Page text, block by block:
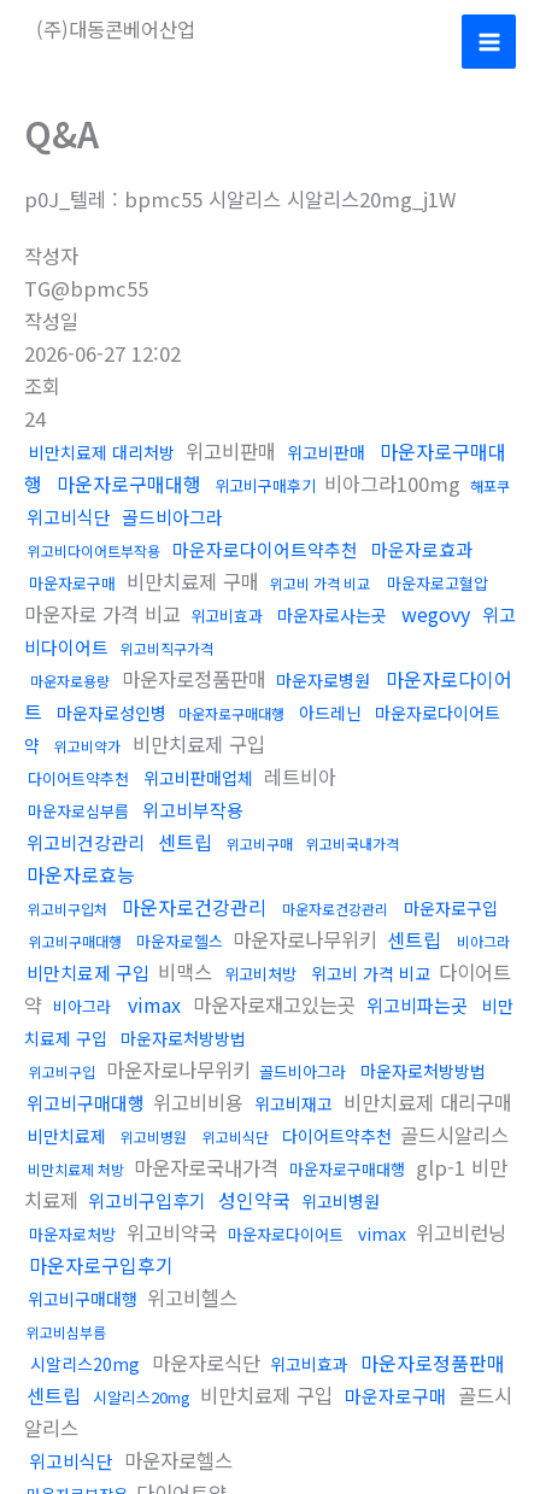
(주)대동콘베어산업
Main
Q&A
p0J_텔레 : bpmc55 시알리스 시알리스20mg_j1W
작성자
TG@bpmc55
작성일
2026-06-27 12:02
조회
24
비만치료제 대리처방 위고비판매 위고비판매
마운자로구매대
행
마운자로구매대행 위고비구매후기 비아그라100mg 해포쿠
위고비식단 골드비아그라
위고비다이어트부작용 마운자로다이어트약추천 마운자로효과
마운자로구매 비만치료제 구매 위고비 가격 비교 마운자로고혈압
마운자로 가격 비교 위고비효과 마운자로사는곳 wegovy 위고
비다이어트
위고비직구가격
마운자로용량
마운자로정품판매 마운자로병원
마운자로다이어
트
마운자로성인병 마운자로구매대행 아드레닌
마운자로다이어트
약
위고비약가 비만치료제 구입
다이어트약추천 위고비판매업체 레트비아
마운자로심부름
위고비부작용
위고비건강관리
센트립 위고비구매 위고비국내가격
마운자로효능
위고비구입처 마운자로건강관리 마운자로건강관리 마운자로구입
위고비구매대행 마운자로헬스 마운자로나무위키 센트립 비아그라
비만치료제 구입 비맥스 위고비처방 위고비 가격 비교 다이어트
약 비아그라 vimax 마운자로재고있는곳 위고비파는곳
비만
치료제 구입
마운자로처방방법
위고비구입 마운자로나무위키 골드비아그라 마운자로처방방법
위고비구매대행 위고비비용 위고비재고 비만치료제 대리구매
비만치료제 위고비병원 위고비식단 다이어트약추천 골드시알리스
비만치료제 처방 마운자로국내가격 마운자로구매대행 glp-1 비만
치료제 위고비구입후기 성인약국 위고비병원
마운자로처방 위고비약국 마운자로다이어트 vimax 위고비런닝
마운자로구입후기
위고비구매대행 위고비헬스
위고비심부름
시알리스20mg 마운자로식단 위고비효과 마운자로정품판매
센트립
시알리스20mg 비만치료제 구입 마운자로구매 골드시
알리스
위고비식단 마운자로헬스